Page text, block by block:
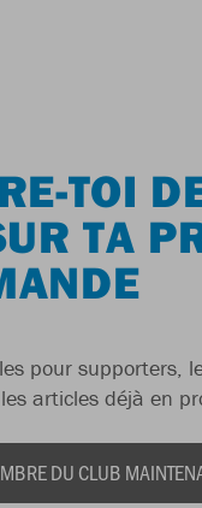
TOI
TA
pour supporters,
articles déjà en
DU CLUB